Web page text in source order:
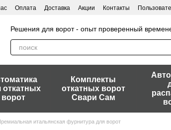
Оплата Доставка Акции Контакты
Решения для ворот - опыт проверенный
откатных
ворот
Комплекты
откатных ворот
Свари Сам
итальянская фурнитура для ворот